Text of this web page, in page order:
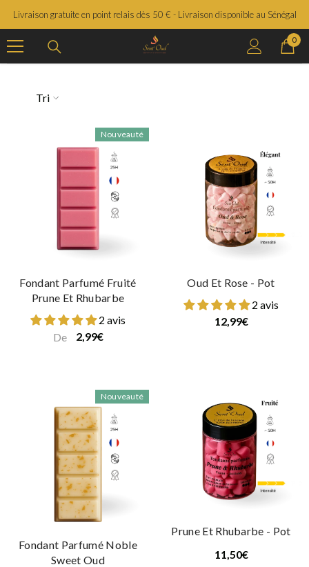
SAUTER LE CONTENU
Livraison gratuite en point relais dès 50 € - Livraison disponible au Sénégal
0
0
Tri
Nouveauté
Fondant Parfumé Fruité
Prune Et Rhubarbe
2 avis
De
2,99€
Oud Et Rose - Pot
2 avis
12,99€
Prune Et Rhubarbe - Pot
11,50€
Nouveauté
Fondant Parfumé Noble
Sweet Oud